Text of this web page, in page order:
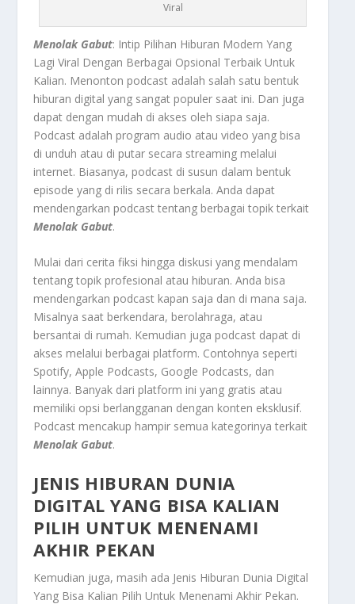
Viral
Menolak Gabut: Intip Pilihan Hiburan Modern Yang
Lagi Viral Dengan Berbagai Opsional Terbaik Untuk
Kalian. Menonton podcast adalah salah satu bentuk
hiburan digital yang sangat populer saat ini. Dan juga
dapat dengan mudah di akses oleh siapa saja.
Podcast adalah program audio atau video yang bisa
di unduh atau di putar secara streaming melalui
internet. Biasanya, podcast di susun dalam bentuk
episode yang di rilis secara berkala. Anda dapat
mendengarkan podcast tentang berbagai topik terkait
Menolak Gabut.
Mulai dari cerita fiksi hingga diskusi yang mendalam
tentang topik profesional atau hiburan. Anda bisa
mendengarkan podcast kapan saja dan di mana saja.
Misalnya saat berkendara, berolahraga, atau
bersantai di rumah. Kemudian juga podcast dapat di
akses melalui berbagai platform. Contohnya seperti
Spotify, Apple Podcasts, Google Podcasts, dan
lainnya. Banyak dari platform ini yang gratis atau
memiliki opsi berlangganan dengan konten eksklusif.
Podcast mencakup hampir semua kategorinya terkait
Menolak Gabut.
JENIS HIBURAN DUNIA
DIGITAL YANG BISA KALIAN
PILIH UNTUK MENENAMI
AKHIR PEKAN
Kemudian juga, masih ada Jenis Hiburan Dunia Digital
Yang Bisa Kalian Pilih Untuk Menenami Akhir Pekan.